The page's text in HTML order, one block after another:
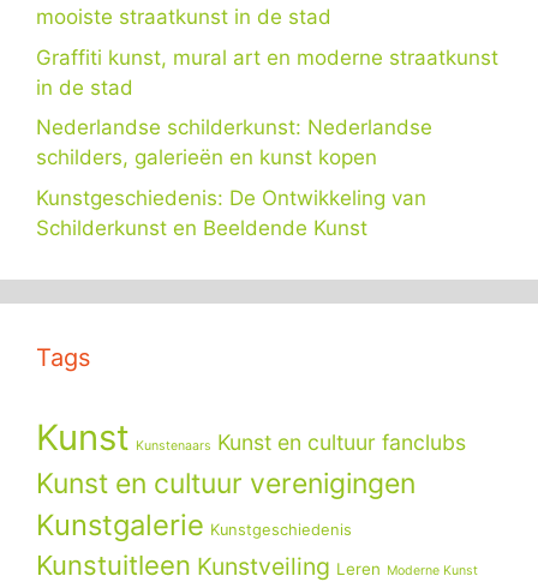
mooiste straatkunst in de stad
Graffiti kunst, mural art en moderne straatkunst
in de stad
Nederlandse schilderkunst: Nederlandse
schilders, galerieën en kunst kopen
Kunstgeschiedenis: De Ontwikkeling van
Schilderkunst en Beeldende Kunst
Tags
Kunst Kunstenaars Kunst en cultuur fanclubs
Kunst en cultuur verenigingen
Kunstgalerie Kunstgeschiedenis
Kunstuitleen Kunstveiling Leren Moderne Kunst